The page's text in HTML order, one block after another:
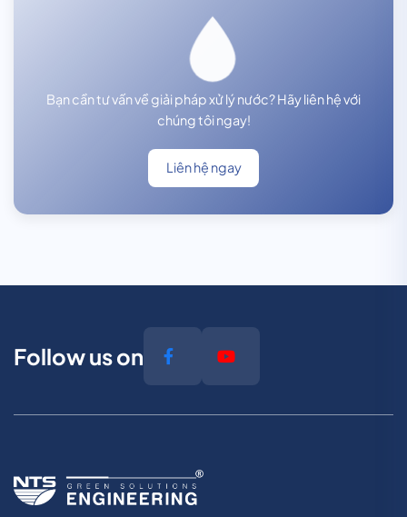
Bạn cần tư vấn về giải pháp xử lý nước? Hãy liên hệ với
chúng tôi ngay!
Liên hệ ngay
Follow us on